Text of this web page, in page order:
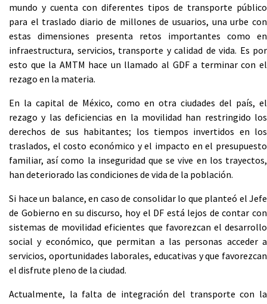
mundo y cuenta con diferentes tipos de transporte público
para el traslado diario de millones de usuarios, una urbe con
estas dimensiones presenta retos importantes como en
infraestructura, servicios, transporte y calidad de vida. Es por
esto que la AMTM hace un llamado al GDF a terminar con el
rezago en la materia.
En la capital de México, como en otra ciudades del país, el
rezago y las deficiencias en la movilidad han restringido los
derechos de sus habitantes; los tiempos invertidos en los
traslados, el costo económico y el impacto en el presupuesto
familiar, así como la inseguridad que se vive en los trayectos,
han deteriorado las condiciones de vida de la población.
Si hace un balance, en caso de consolidar lo que planteó el Jefe
de Gobierno en su discurso, hoy el DF está lejos de contar con
sistemas de movilidad eficientes que favorezcan el desarrollo
social y económico, que permitan a las personas acceder a
servicios, oportunidades laborales, educativas y que favorezcan
el disfrute pleno de la ciudad.
Actualmente, la falta de integración del transporte con la